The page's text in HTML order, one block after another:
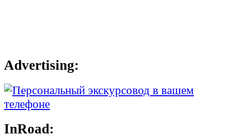
Advertising:
InRoad: